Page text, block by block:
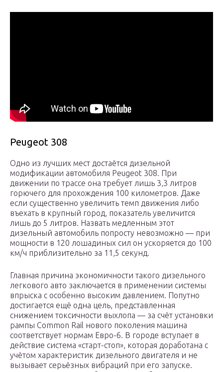
Peugeot 308
Одно из лучших мест достаётся дизельной
модификации автомобиля Peugeot 308. При
движении по трассе она требует лишь 3,3 литров
горючего для прохождения 100 километров. Даже
если существенно увеличить темп движения либо
въехать в крупный город, показатель увеличится
лишь до 5 литров. Назвать медленным этот
дизельный автомобиль попросту невозможно — при
мощности в 120 лошадиных сил он ускоряется до 100
км/ч приблизительно за 11,5 секунд.
Главная причина экономичности такого дизельного
легкового авто заключается в применении системы
впрыска с особенно высоким давлением. Попутно
достигается ещё одна цель, представленная
снижением токсичности выхлопа — за счёт установки
рампы Common Rail нового поколения машина
соответствует нормам Евро-6. В городе вступает в
действие система «старт-стоп», которая доработана с
учётом характеристик дизельного двигателя и не
вызывает серьёзных вибраций при его запуске.